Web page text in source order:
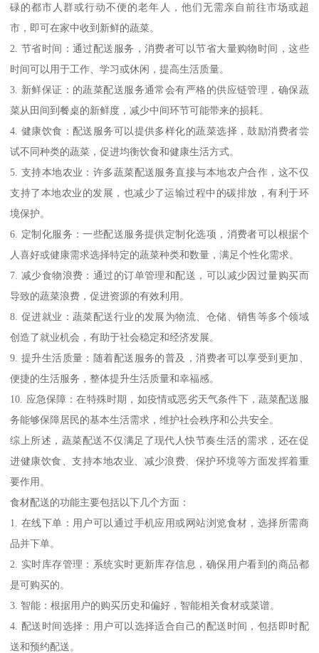
碌的都市人群或行动不便的老年人，他们无需亲自前往市场或超
市，即可在家中收到新鲜的蔬菜。
2. 节省时间：通过配送服务，消费者可以节省大量购物时间，这些
时间可以用于工作、学习或休闲，提高生活质量。
3. 新鲜保证：的蔬菜配送服务通常会有严格的供应链管理，确保蔬
菜从田间到餐桌的新鲜度，减少中间环节可能带来的损耗。
4. 健康饮食：配送服务可以提供多样化的蔬菜选择，鼓励消费者尝
试不同种类的蔬菜，促进均衡饮食和健康生活方式。
5. 支持本地农业：许多蔬菜配送服务直接与本地农户合作，这不仅
支持了本地农业的发展，也减少了运输过程中的碳排放，有利于环
境保护。
6. 定制化服务：一些配送服务提供定制化选项，消费者可以根据个
人喜好或健康需求选择特定的蔬菜种类和数量，满足个性化需求。
7. 减少食物浪费：通过的订单管理和配送，可以减少因过量购买而
导致的蔬菜浪费，促进资源的有效利用。
8. 促进就业：蔬菜配送行业的发展为物流、仓储、销售等多个领域
创造了就业机会，有助于社会稳定和经济发展。
9. 提升生活质量：随着配送服务的普及，消费者可以享受到更加、
便捷的生活服务，整体提升生活质量和幸福感。
10. 应急保障：在特殊时期，如疫情或恶劣天气条件下，蔬菜配送服
务能够保障居民的基本生活需求，维护社会秩序和公共安全。
综上所述，蔬菜配送不仅满足了现代人快节奏生活的需求，还在促
进健康饮食、支持本地农业、减少浪费、保护环境等方面发挥着重
要作用。
食材配送的功能主要包括以下几个方面：
1. 在线下单：用户可以通过手机应用或网站浏览食材，选择所需商
品并下单。
2. 实时库存管理：系统实时更新库存信息，确保用户看到的商品都
是可购买的。
3. 智能：根据用户的购买历史和偏好，智能相关食材或菜谱。
4. 配送时间选择：用户可以选择适合自己的配送时间，包括即时配
送和预约配送。